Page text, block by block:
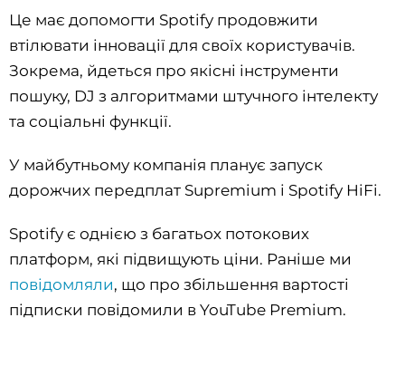
Це має допомогти Spotify продовжити
втілювати інновації для своїх користувачів.
Зокрема, йдеться про якісні інструменти
пошуку, DJ з алгоритмами штучного інтелекту
та соціальні функції.
У майбутньому компанія планує запуск
дорожчих передплат Supremium і Spotify HiFi.
Spotify є однією з багатьох потокових
платформ, які підвищують ціни. Раніше ми
повідомляли, що про збільшення вартості
підписки повідомили в YouTube Premium.